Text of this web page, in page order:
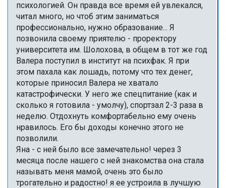
психологией. Он правда все время ей увлекался,
читал много, но чтоб этим заниматься
профессионально, нужно образование... Я
позвонила своему приятелю - проректору
университета им. Шолохова, в общем в тот же год
Валера поступил в институт на психфак. Я при
этом пахала как лошадь, потому что тех денег,
которые приносил Валера не хватало
катастрофически. У него же спецпитание (как и
сколько я готовила - умолчу), спортзал 2-3 раза в
неделю. Отдохнуть комфортабельно ему очень
нравилось. Его бы доходы конечно этого не
позволили.
Яна - с ней было все замечательно! через 3
месяца после нашего с ней знакомства она стала
называть меня мамой, очень это было
трогательно и радостно! я ее устроила в лучшую